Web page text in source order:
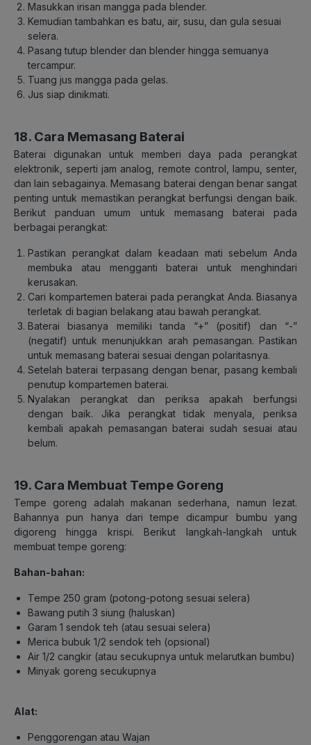
Masukkan irisan mangga pada blender.
Kemudian tambahkan es batu, air, susu, dan gula sesuai
selera.
Pasang tutup blender dan blender hingga semuanya
tercampur.
Tuang jus mangga pada gelas.
Jus siap dinikmati.
18. Cara Memasang Baterai
Baterai digunakan untuk memberi daya pada perangkat
elektronik, seperti jam analog, remote control, lampu, senter,
dan lain sebagainya. Memasang baterai dengan benar sangat
penting untuk memastikan perangkat berfungsi dengan baik.
Berikut panduan umum untuk memasang baterai pada
berbagai perangkat:
Pastikan perangkat dalam keadaan mati sebelum Anda
membuka atau mengganti baterai untuk menghindari
kerusakan.
Cari kompartemen baterai pada perangkat Anda. Biasanya
terletak di bagian belakang atau bawah perangkat.
Baterai biasanya memiliki tanda “+” (positif) dan “-”
(negatif) untuk menunjukkan arah pemasangan. Pastikan
untuk memasang baterai sesuai dengan polaritasnya.
Setelah baterai terpasang dengan benar, pasang kembali
penutup kompartemen baterai.
Nyalakan perangkat dan periksa apakah berfungsi
dengan baik. Jika perangkat tidak menyala, periksa
kembali apakah pemasangan baterai sudah sesuai atau
belum.
19. Cara Membuat Tempe Goreng
Tempe goreng adalah makanan sederhana, namun lezat.
Bahannya pun hanya dari tempe dicampur bumbu yang
digoreng hingga krispi. Berikut langkah-langkah untuk
membuat tempe goreng:
Bahan-bahan:
Tempe 250 gram (potong-potong sesuai selera)
Bawang putih 3 siung (haluskan)
Garam 1 sendok teh (atau sesuai selera)
Merica bubuk 1/2 sendok teh (opsional)
Air 1/2 cangkir (atau secukupnya untuk melarutkan bumbu)
Minyak goreng secukupnya
Alat:
Penggorengan atau Wajan